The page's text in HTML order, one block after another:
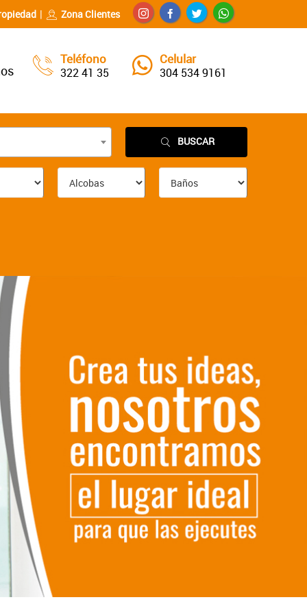
Zona Clientes
Teléfono
322 41 35
Celular
304 534 9161
BUSCAR